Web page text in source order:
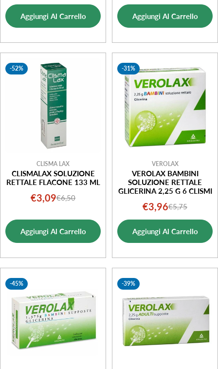
di
vendita
normale
Aggiungi Al Carrello
di
vendita
normale
Aggiungi Al Carrello
-52%
CLISMA LAX
CLISMALAX SOLUZIONE
RETTALE FLACONE 133 ML
Prezzo
vendita
€3,09Prezzo
€6,50
Aggiungi Al Carrello
-31%
VEROLAX
VEROLAX BAMBINI
SOLUZIONE RETTALE
GLICERINA 2,25 G 6 CLISMI
Prezzo
di
vendita
€3,96Prezzo
normale
€5,75
Aggiungi Al Carrello
-45% -39%